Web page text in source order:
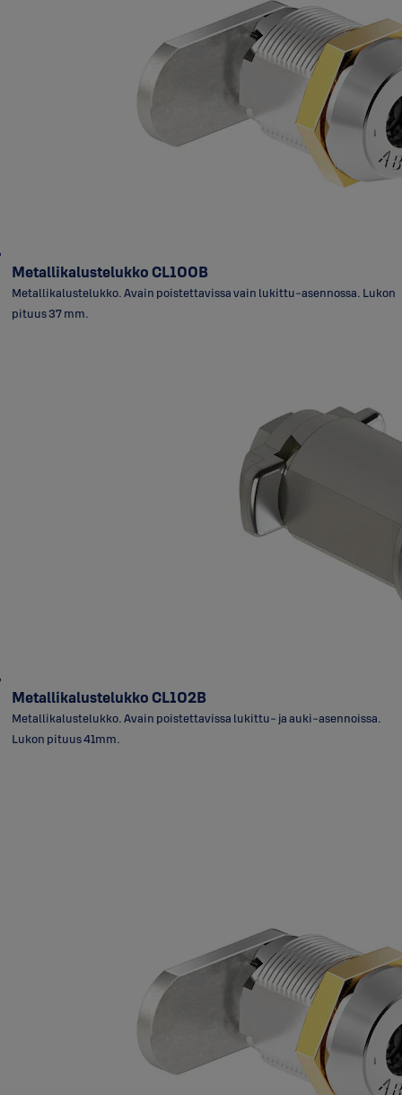
Metallikalustelukko CL100B
Metallikalustelukko. Avain poistettavissa vain lukittu-asennossa. Lukon
pituus 37 mm.
Metallikalustelukko CL102B
Metallikalustelukko. Avain poistettavissa lukittu- ja auki-asennoissa.
Lukon pituus 41mm.